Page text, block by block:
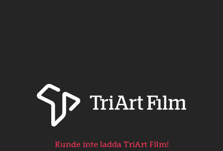
Kunde inte ladda TriArt Film!